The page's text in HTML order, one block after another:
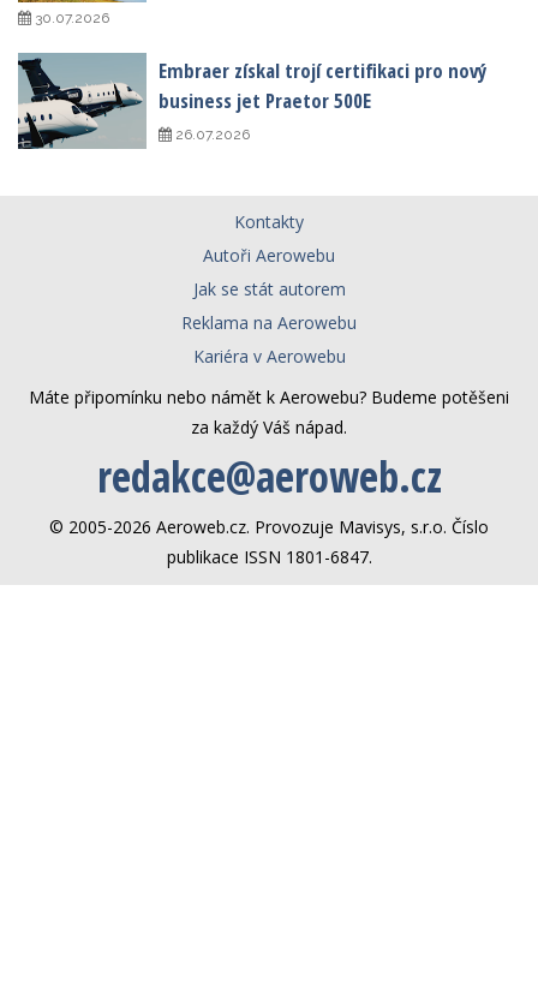
30.07.2026
Embraer získal trojí certifikaci pro nový
business jet Praetor 500E
26.07.2026
Kontakty
Autoři Aerowebu
Jak se stát autorem
Reklama na Aerowebu
Kariéra v Aerowebu
Máte připomínku nebo námět k Aerowebu? Budeme potěšeni
za každý Váš nápad.
redakce@aeroweb.cz
© 2005-2026 Aeroweb.cz. Provozuje Mavisys, s.r.o. Číslo
publikace ISSN 1801-6847.